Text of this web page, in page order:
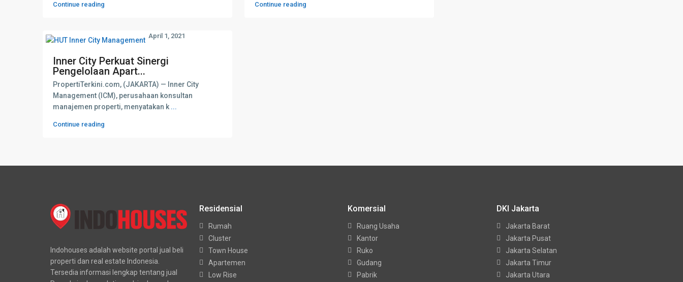
Continue reading Continue reading
Inner City Perkuat Sinergi
Pengelolaan Apart...
April 1, 2021
PropertiTerkini.com, (JAKARTA) — Inner City
Management (ICM), perusahaan konsultan
manajemen properti, menyatakan k ...
Continue reading
Indohouses adalah website portal jual beli
properti dan real estate Indonesia.
Tersedia informasi lengkap tentang jual
Residensial
Rumah
Cluster
Town House
Apartemen
Low Rise
Komersial
Ruang Usaha
Kantor
Ruko
Gudang
Pabrik
DKI Jakarta
Jakarta Barat
Jakarta Pusat
Jakarta Selatan
Jakarta Timur
Jakarta Utara